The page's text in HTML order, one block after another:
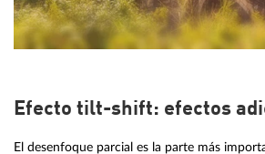
Efecto tilt-shift: efectos
El desenfoque parcial es la parte más